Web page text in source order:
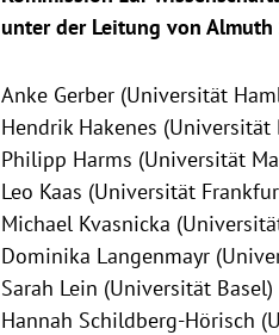
unter der Leitung von
Anke Gerber (Universität
Hendrik Hakenes (Universität
Philipp Harms (Universität
Leo Kaas (Universität
Michael Kvasnicka
Dominika Langenmayr
Sarah Lein (Universität Basel)
Hannah Schildberg-Hörisch